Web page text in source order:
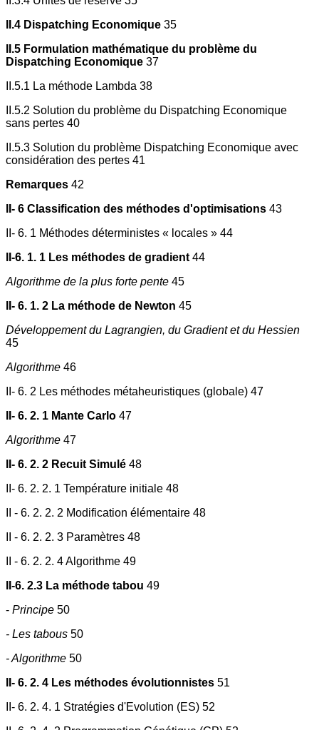
II.4 Dispatching Economique 35
II.5 Formulation mathématique du problème du
Dispatching Economique 37
II.5.1 La méthode Lambda 38
II.5.2 Solution du problème du Dispatching Economique
sans pertes 40
II.5.3 Solution du problème Dispatching Economique avec
considération des pertes 41
Remarques 42
II- 6 Classification des méthodes d'optimisations 43
II- 6. 1 Méthodes déterministes « locales » 44
II-6. 1. 1 Les méthodes de gradient 44
Algorithme de la plus forte pente 45
II- 6. 1. 2 La méthode de Newton 45
Développement du Lagrangien, du Gradient et du Hessien
45
Algorithme 46
II- 6. 2 Les méthodes métaheuristiques (globale) 47
II- 6. 2. 1 Mante Carlo 47
Algorithme 47
II- 6. 2. 2 Recuit Simulé 48
II- 6. 2. 2. 1 Température initiale 48
II - 6. 2. 2. 2 Modification élémentaire 48
II - 6. 2. 2. 3 Paramètres 48
II - 6. 2. 2. 4 Algorithme 49
II-6. 2.3 La méthode tabou 49
- Principe 50
- Les tabous 50
- Algorithme 50
II- 6. 2. 4 Les méthodes évolutionnistes 51
II- 6. 2. 4. 1 Stratégies d'Evolution (ES) 52